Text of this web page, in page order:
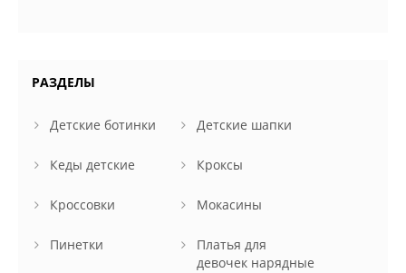
РАЗДЕЛЫ
Детские ботинки Детские шапки
Кеды детские Кроксы
Кроссовки Мокасины
Пинетки
Платья для
девочек нарядные